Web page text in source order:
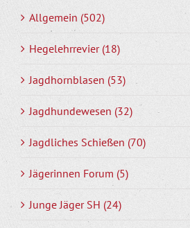
Allgemein (502)
Hegelehrrevier (18)
Jagdhornblasen (53)
Jagdhundewesen (32)
Jagdliches Schießen (70)
Jägerinnen Forum (5)
Junge Jäger SH (24)